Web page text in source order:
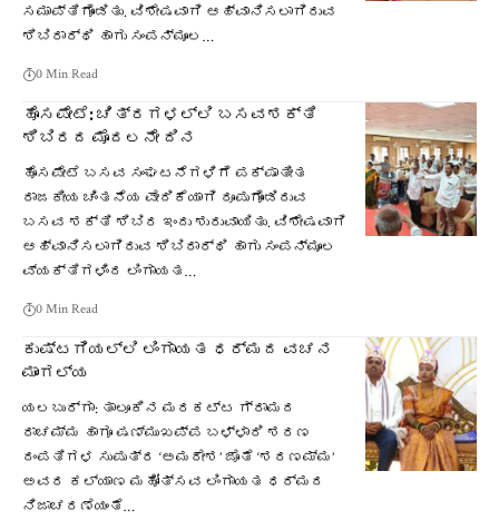
ಸಮಾಪ್ತಿಗೊಂಡಿತು. ವಿಶೇಷವಾಗಿ ಆಹ್ವಾನಿಸಲಾಗಿರುವ
ಶಿಬಿರಾರ್ಥಿ ಹಾಗು ಸಂಪನ್ಮೂಲ…
0 Min Read
ಹೊಸಪೇಟೆ: ಚಿತ್ರಗಳಲ್ಲಿ ಬಸವಶಕ್ತಿ
ಶಿಬಿರದ ಮೊದಲನೇ ದಿನ
ಹೊಸಪೇಟೆ ಬಸವ ಸಂಘಟನೆಗಳಿಗೆ ಪಕ್ಷಾತೀತ
ರಾಜಕೀಯ ಚಿಂತನೆಯ ವೇದಿಕೆಯಾಗಿ ರೂಪುಗೊಂಡಿರುವ
ಬಸವ ಶಕ್ತಿ ಶಿಬಿರ ಇಂದು ಶುರುವಾಯಿತು. ವಿಶೇಷವಾಗಿ
ಆಹ್ವಾನಿಸಲಾಗಿರುವ ಶಿಬಿರಾರ್ಥಿ ಹಾಗು ಸಂಪನ್ಮೂಲ
ವ್ಯಕ್ತಿಗಳಿಂದ ಲಿಂಗಾಯತ…
0 Min Read
ಕುಷ್ಟಗಿಯಲ್ಲಿ ಲಿಂಗಾಯತ ಧರ್ಮದ ವಚನ
ಮಾಂಗಲ್ಯ
ಯಲಬುರ್ಗಾ: ತಾಲೂಕಿನ ಮರಕಟ್ಟ ಗ್ರಾಮದ
ರಾಚಮ್ಮ ಹಾಗೂ ಷಣ್ಮುಖಪ್ಪ ಬಳ್ಳಾರಿ ಶರಣ
ದಂಪತಿಗಳ ಸುಪುತ್ರ ‘ಅಮರೇಶ’ ಜೊತೆ ‘ಶರಣಮ್ಮ’
ಅವರ ಕಲ್ಯಾಣ ಮಹೋತ್ಸವ ಲಿಂಗಾಯತ ಧರ್ಮದ
ನಿಜಾಚರಣೆಯಂತೆ…